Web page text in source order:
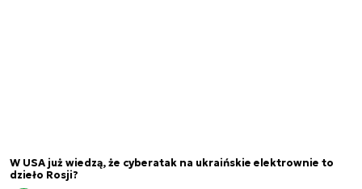
W USA już wiedzą, że cyberatak na ukraińskie elektrownie to
dzieło Rosji?